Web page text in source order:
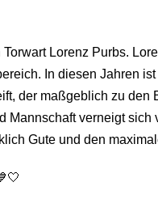
Lorenz Purbs.
In diesen Jahren
der maßgeblich zu
Mannschaft verneigt
Gute und den